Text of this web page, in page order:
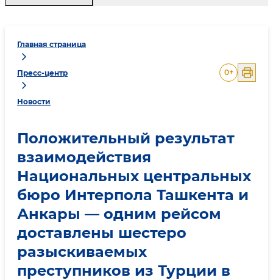
Главная страница
Пресс-центр
Новости
0+
Положительный результат
взаимодействия
Национальных центральных
бюро Интерпола Ташкента и
Анкары — одним рейсом
доставлены шестеро
разыскиваемых
преступников из Турции в